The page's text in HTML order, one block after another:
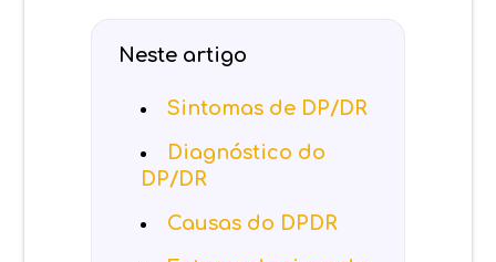
Neste artigo
Sintomas de DP/DR
Diagnóstico do
DP/DR
Causas do DPDR